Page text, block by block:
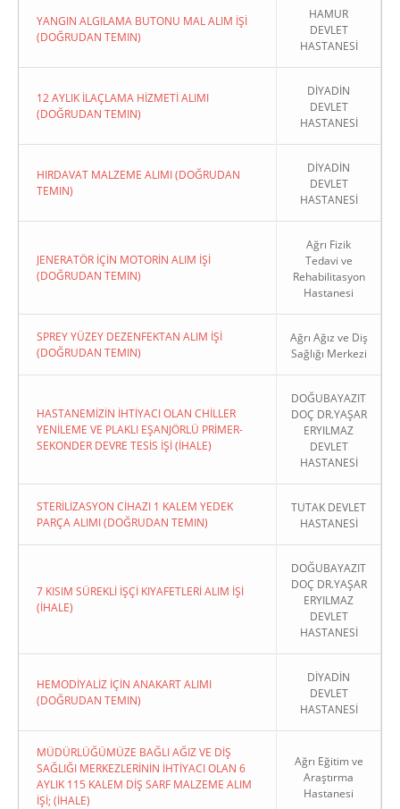
YANGIN ALGILAMA BUTONU MAL ALIM İŞİ
(DOĞRUDAN TEMIN)
HAMUR
DEVLET
HASTANESİ
12 AYLIK İLAÇLAMA HİZMETİ ALIMI
(DOĞRUDAN TEMIN)
DİYADİN
DEVLET
HASTANESİ
HIRDAVAT MALZEME ALIMI (DOĞRUDAN
TEMIN)
DİYADİN
DEVLET
HASTANESİ
JENERATÖR İÇİN MOTORİN ALIM İŞİ
(DOĞRUDAN TEMIN)
Ağrı Fizik
Tedavi ve
Rehabilitasyon
Hastanesi
SPREY YÜZEY DEZENFEKTAN ALIM İŞİ
(DOĞRUDAN TEMIN)
Ağrı Ağız ve Diş
Sağlığı Merkezi
HASTANEMİZİN İHTİYACI OLAN CHİLLER
YENİLEME VE PLAKLI EŞANJÖRLÜ PRİMER-
SEKONDER DEVRE TESİS İŞİ (İHALE)
DOĞUBAYAZIT
DOÇ DR.YAŞAR
ERYILMAZ
DEVLET
HASTANESİ
STERİLİZASYON CİHAZI 1 KALEM YEDEK
PARÇA ALIMI (DOĞRUDAN TEMIN)
TUTAK DEVLET
HASTANESİ
7 KISIM SÜREKLİ İŞÇİ KIYAFETLERİ ALIM İŞİ
(İHALE)
DOĞUBAYAZIT
DOÇ DR.YAŞAR
ERYILMAZ
DEVLET
HASTANESİ
HEMODİYALİZ İÇİN ANAKART ALIMI
(DOĞRUDAN TEMIN)
DİYADİN
DEVLET
HASTANESİ
MÜDÜRLÜĞÜMÜZE BAĞLI AĞIZ VE DİŞ
SAĞLIĞI MERKEZLERİNİN İHTİYACI OLAN 6
AYLIK 115 KALEM DİŞ SARF MALZEME ALIM
İŞİ; (İHALE)
Ağrı Eğitim ve
Araştırma
Hastanesi